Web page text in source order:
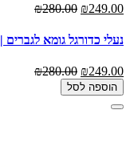
₪249.00
₪280.00
נעלי כדורגל גומא לגברים | Joma Supercopa FG
₪249.00
₪280.00
הוספה לסל